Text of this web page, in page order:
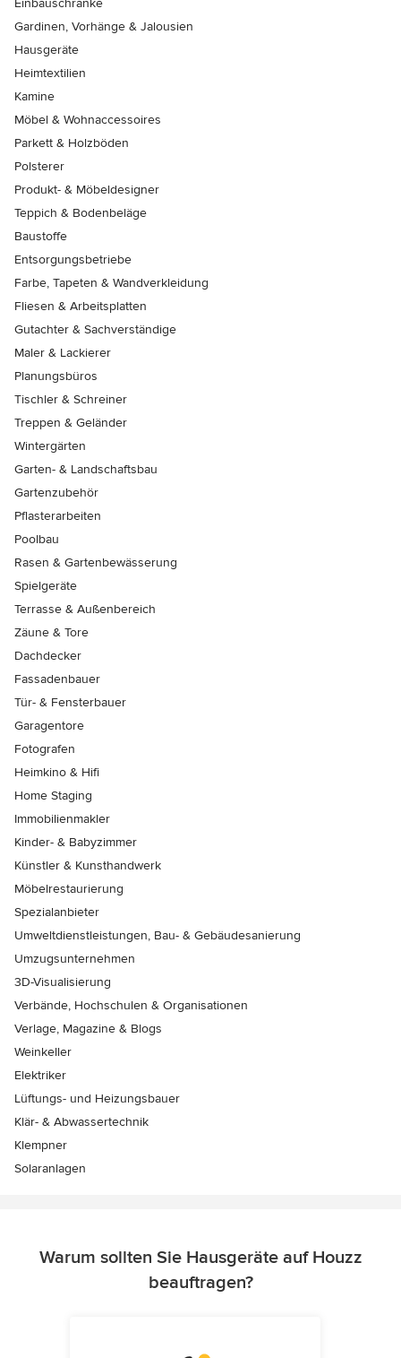
Einbauschränke
Gardinen, Vorhänge & Jalousien
Hausgeräte
Heimtextilien
Kamine
Möbel & Wohnaccessoires
Parkett & Holzböden
Polsterer
Produkt- & Möbeldesigner
Teppich & Bodenbeläge
Baustoffe
Entsorgungsbetriebe
Farbe, Tapeten & Wandverkleidung
Fliesen & Arbeitsplatten
Gutachter & Sachverständige
Maler & Lackierer
Planungsbüros
Tischler & Schreiner
Treppen & Geländer
Wintergärten
Garten- & Landschaftsbau
Gartenzubehör
Pflasterarbeiten
Poolbau
Rasen & Gartenbewässerung
Spielgeräte
Terrasse & Außenbereich
Zäune & Tore
Dachdecker
Fassadenbauer
Tür- & Fensterbauer
Garagentore
Fotografen
Heimkino & Hifi
Home Staging
Immobilienmakler
Kinder- & Babyzimmer
Künstler & Kunsthandwerk
Möbelrestaurierung
Spezialanbieter
Umweltdienstleistungen, Bau- & Gebäudesanierung
Umzugsunternehmen
3D-Visualisierung
Verbände, Hochschulen & Organisationen
Verlage, Magazine & Blogs
Weinkeller
Elektriker
Lüftungs- und Heizungsbauer
Klär- & Abwassertechnik
Klempner
Solaranlagen
Warum sollten Sie Hausgeräte auf Houzz
beauftragen?